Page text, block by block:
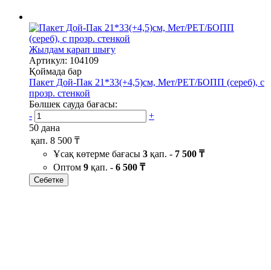
Жылдам қарап шығу
Артикул: 104109
Қоймада бар
Пакет Дой-Пак 21*33(+4,5)см, Мет/PET/БОПП (сереб), с
прозр. стенкой
Бөлшек сауда бағасы:
-
+
50 дана
қап. 8 500 ₸
Ұсақ көтерме бағасы 3 қап. - 7 500 ₸
Оптом 9 қап. - 6 500 ₸
Себетке